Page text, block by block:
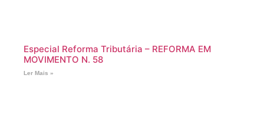
Especial Reforma Tributária – REFORMA EM
MOVIMENTO N. 58
Ler Mais »